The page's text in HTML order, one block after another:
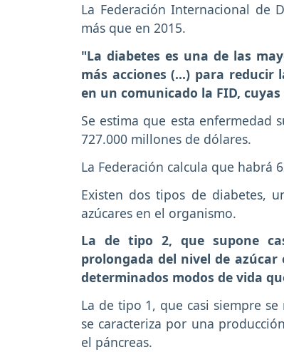
La Federación Internacional de
más que en 2015.
"La diabetes es una de las
más acciones (...) para reducir
en un comunicado la FID,
Se estima que esta enfermedad
727.000 millones de dólares.
La Federación calcula que habrá
Existen dos tipos de diabetes,
azúcares en el organismo.
La de tipo 2, que supone
prolongada del nivel de
determinados modos de vida
La de tipo 1, que casi siempre
se caracteriza por una
el páncreas.